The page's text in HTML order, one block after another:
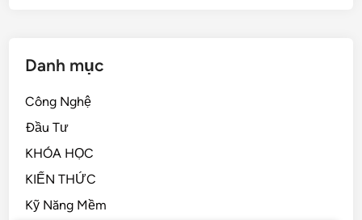
Danh mục
Công Nghệ
Đầu Tư
KHÓA HỌC
KIẾN THỨC
Kỹ Năng Mềm